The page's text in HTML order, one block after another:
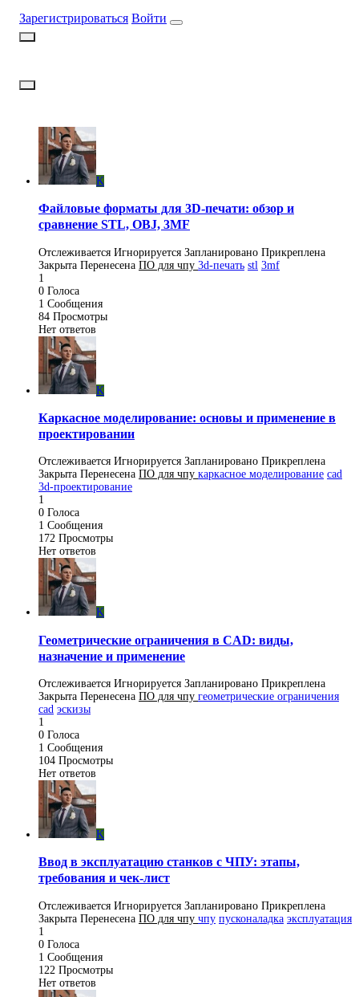
Зарегистрироваться Войти
K
Файловые форматы для 3D-печати: обзор и
сравнение STL, OBJ, 3MF
Отслеживается Игнорируется Запланировано Прикреплена
Закрыта Перенесена ПO для чпу 3d-печать stl 3mf
1
0 Голоса
1 Сообщения
84 Просмотры
Нет ответов
K
Каркасное моделирование: основы и применение в
проектировании
Отслеживается Игнорируется Запланировано Прикреплена
Закрыта Перенесена ПO для чпу каркасное моделирование cad
3d-проектирование
1
0 Голоса
1 Сообщения
172 Просмотры
Нет ответов
K
Геометрические ограничения в CAD: виды,
назначение и применение
Отслеживается Игнорируется Запланировано Прикреплена
Закрыта Перенесена ПO для чпу геометрические ограничения
cad эскизы
1
0 Голоса
1 Сообщения
104 Просмотры
Нет ответов
K
Ввод в эксплуатацию станков с ЧПУ: этапы,
требования и чек-лист
Отслеживается Игнорируется Запланировано Прикреплена
Закрыта Перенесена ПO для чпу чпу пусконаладка эксплуатация
1
0 Голоса
1 Сообщения
122 Просмотры
Нет ответов